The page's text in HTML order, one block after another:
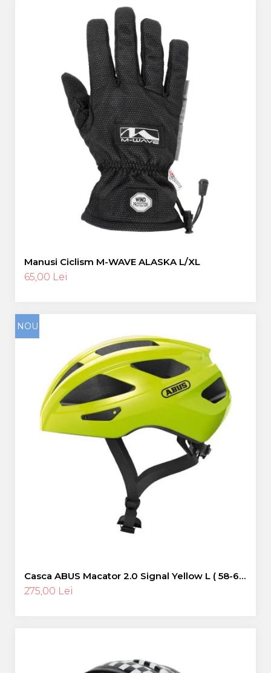
Manusi Ciclism M-WAVE ALASKA L/XL
65,00 Lei
NOU
Casca ABUS Macator 2.0 Signal Yellow L ( 58-62
cm)
275,00 Lei